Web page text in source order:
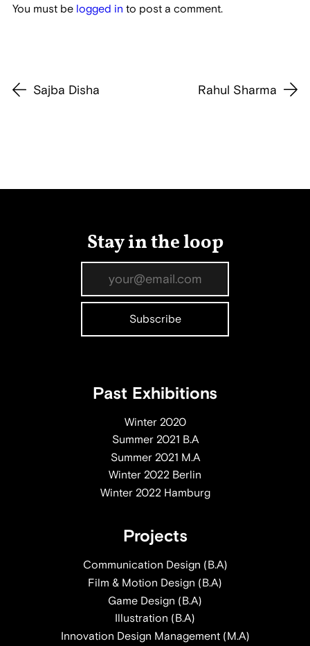
You must be logged in to post a comment.
Sajba Disha Rahul Sharma
Stay in the loop
Past Exhibitions
Winter 2020
Summer 2021 B.A
Summer 2021 M.A
Winter 2022 Berlin
Winter 2022 Hamburg
Projects
Communication Design (B.A)
Film & Motion Design (B.A)
Game Design (B.A)
Illustration (B.A)
Innovation Design Management (M.A)